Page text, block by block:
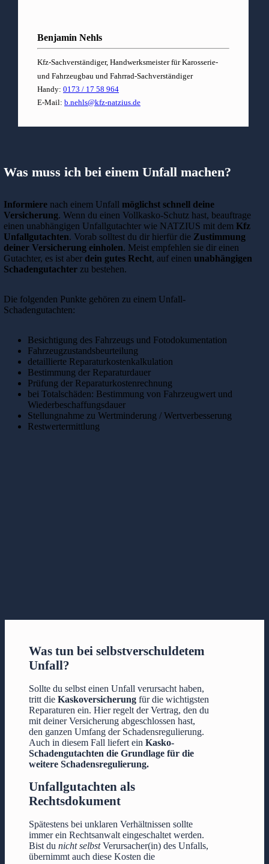
Benjamin Nehls
Kfz-Sachverständiger, Handwerksmeister für Karosserie-
und Fahrzeugbau und Fahrrad-Sachverständiger
Handy: 0173 / 17 58 964
E-Mail: b.nehls@kfz-natzius.de
Was muss ich bei einem Unfall machen?
Informiere nach einem Unfall möglichst schnell deine
Versicherung. Wenn du einen Vollkasko-Schutz hast, beauftrage
einen unabhängigen Unfallgutachter wie NATZIUS mit dem Kfz
Unfallgutachten. Vorab solltest du dir hierfür die Zustimmung
deiner Versicherung einholen. Meist empfehlen sie dir einen
Gutachter, es ist aber dein gutes Recht, auf einen unabhängigen
Schadengutachter zu bestehen.
Die folgenden Punkte gehören zu einem Unfall-
Schadengutachten:
Besichtigung des Fahrzeugs und Fotodokumentation
Fahrzeugzustandsbeurteilung
detaillierte Reparaturkostenkalkulation
Bestimmung der Reparaturdauer
Prüfung der Reparaturkostenrechnung
bei Totalschäden: Bestimmung von Fahrzeugwert und
Wiederbeschaffungsdauer
Stellungnahme zu Wertminderung / Wertverbesserung
Restwertermittlung
Was tun bei selbstverschuldetem
Unfall?
Sollte du selbst einen Unfall verursacht haben,
tritt die Kaskoversicherung für die wichtigsten
Reparaturen ein. Hier regelt der Vertrag, den du
mit deiner Versicherung abgeschlossen hast,
den ganzen Umfang der Schadensregulierung.
Auch in diesem Fall liefert ein Kasko-
Schadengutachten die Grundlage für die
weitere Schadensregulierung.
Unfallgutachten als
Rechtsdokument
Spätestens bei unklaren Verhältnissen sollte
immer ein Rechtsanwalt eingeschaltet werden.
Bist du nicht selbstVerursacher(in) des Unfalls,
übernimmt auch diese Kosten die